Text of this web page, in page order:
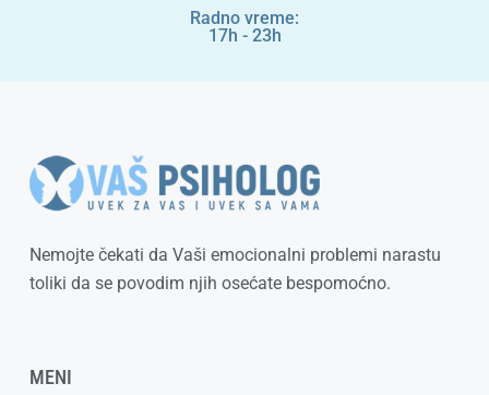
Radno vreme:
17h - 23h
Nemojte čekati da Vaši emocionalni problemi narastu
toliki da se povodim njih osećate bespomoćno.
MENI